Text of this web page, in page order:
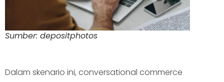
Sumber: depositphotos
Dalam skenario ini, conversational commerce